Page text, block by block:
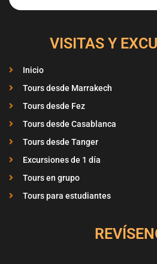
VISITAS Y
Inicio
Tours desde Marrakech
Tours desde Fez
Tours desde Casablanca
Tours desde Tanger
Excursiones de 1 día
Tours en grupo
Tours para estudiantes